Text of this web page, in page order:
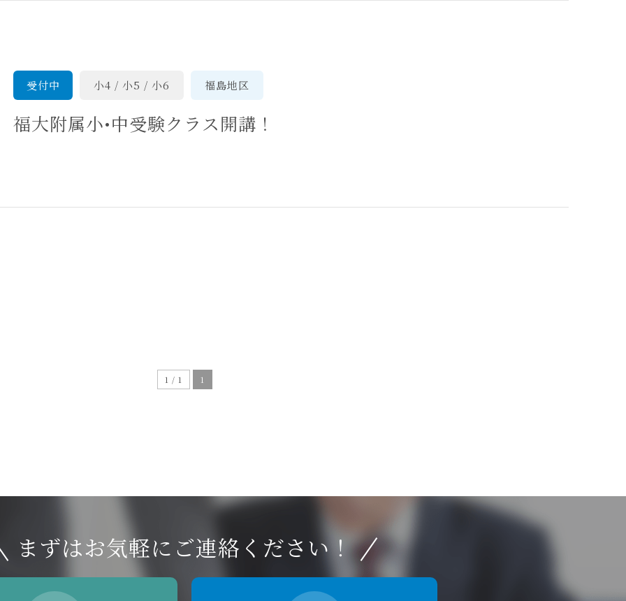
受付中 小4 小5 小6 福島地区
福大附属小•中受験クラス開講！
1 / 1 1
まずはお気軽にご連絡ください！